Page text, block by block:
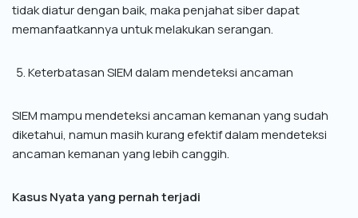
tidak diatur dengan baik, maka penjahat siber dapat
memanfaatkannya untuk melakukan serangan.
Keterbatasan SIEM dalam mendeteksi ancaman
SIEM mampu mendeteksi ancaman kemanan yang sudah
diketahui, namun masih kurang efektif dalam mendeteksi
ancaman kemanan yang lebih canggih.
Kasus Nyata yang pernah terjadi